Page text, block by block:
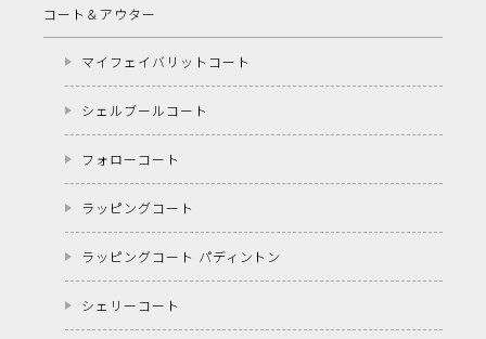
コート＆アウター
マイフェイバリットコート
シェルブールコート
フォローコート
ラッピングコート
ラッピングコート パディントン
シェリーコート